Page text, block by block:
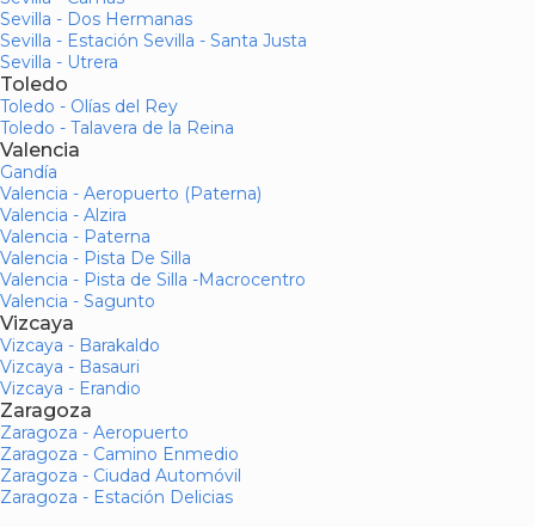
Sevilla - Dos Hermanas
Sevilla - Estación Sevilla - Santa Justa
Sevilla - Utrera
Toledo
Toledo - Olías del Rey
Toledo - Talavera de la Reina
Valencia
Gandía
Valencia - Aeropuerto (Paterna)
Valencia - Alzira
Valencia - Paterna
Valencia - Pista De Silla
Valencia - Pista de Silla -Macrocentro
Valencia - Sagunto
Vizcaya
Vizcaya - Barakaldo
Vizcaya - Basauri
Vizcaya - Erandio
Zaragoza
Zaragoza - Aeropuerto
Zaragoza - Camino Enmedio
Zaragoza - Ciudad Automóvil
Zaragoza - Estación Delicias